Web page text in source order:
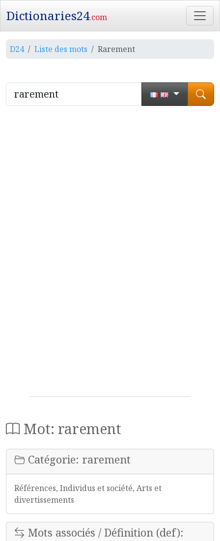
Dictionaries24.com
D24 Liste des mots Rarement
Mot: rarement
Catégorie: rarement
Références, Individus et société, Arts et
divertissements
Mots associés / Définition (def):